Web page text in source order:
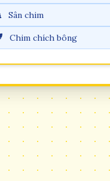
Sân chim
Chim chích bông